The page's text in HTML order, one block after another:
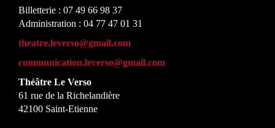
Billetterie : 07 49 66 98 37
Administration : 04 77 47 01 31
theatre.leverso@gmail.com
communication.leverso@gmail.com
Théâtre Le Verso
61 rue de la Richelandière
42100 Saint-Etienne